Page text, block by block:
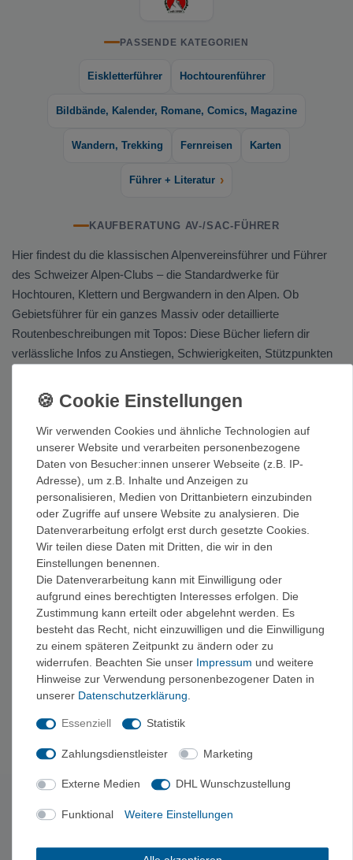
PASSENDE KATEGORIEN
Eiskletterführer Hochtourenführer
Bildbände, Kalender, Romane, Comics, Magazine
Wandern, Trekking Fernreisen Karten
Führer + Literatur ›
KAUFBERATUNG AV-/SAC-FÜHRER
Hier findest du die klassischen Alpenvereinsführer und Führer
des Schweizer Alpen-Clubs – die Standardwerke für
Hochtouren, Klettern und Bergwandern in den Alpen. Ob
Gebietsführer für ein ganzes Massiv oder detaillierte
Routenbeschreibungen mit Topos: Diese Bücher liefern dir
verlässliche Infos zu Anstiegen, Schwierigkeiten, Stützpunkten
Typische Inhalte
Typische Inhalte sind Tourenführer, Kletterführer, Skitouren- und
Hochtourenführer sowie Hütten- und Wegbeschreibungen – oft
mit Kartenausschnitten und Höhenprofilen.
Unser Tipp
Achte auf die Auflage und das passende Teilgebiet, damit Wege,
Bewertungen & Stützpunkte aktuell sind. So planst du deine
Tour fundiert und sicher.
Weitere Führer & Literatur
Ergänzend lohnen sich Eiskletterführer,Hochtourenführer
Lehrschriften & Ratgeber. Für Lesestoff abseits der
Tourenplanung eignen sichBildbände, Kalender, Romane,
Comics & Magazine, für andere Ziele auch
Trekking undFernreisen . Zur Übersicht geht es unter
Newsletter abonnieren
Wir verwenden Cookies und ähnliche Technologien auf
unserer Website und verarbeiten personenbezogene
Daten von Besucher:innen unserer Webseite (z.B. IP-
Adresse), um z.B. Inhalte und Anzeigen zu
personalisieren, Medien von Drittanbietern einzubinden
oder Zugriffe auf unsere Website zu analysieren. Die
Datenverarbeitung erfolgt erst durch gesetzte Cookies.
Wir teilen diese Daten mit Dritten, die wir in den
Einstellungen benennen.
Die Datenverarbeitung kann mit Einwilligung oder
aufgrund eines berechtigten Interesses erfolgen. Die
Zustimmung kann erteilt oder abgelehnt werden. Es
besteht das Recht, nicht einzuwilligen und die Einwilligung
zu einem späteren Zeitpunkt zu ändern oder zu
widerrufen. Beachten Sie unser Impressum und weitere
Hinweise zur Verwendung personenbezogener Daten in
unserer Daten­schutz­erklärung.
Essenziell Statistik
Zahlungsdienstleister Marketing
Externe Medien DHL Wunschzustellung
Funktional Weitere Einstellungen